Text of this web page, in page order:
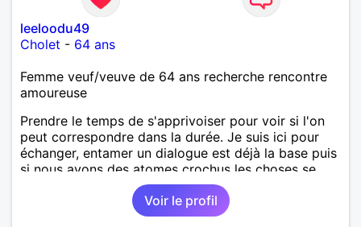
leeloodu49
Cholet - 64 ans
Femme veuf/veuve de 64 ans recherche rencontre
amoureuse
Prendre le temps de s'apprivoiser pour voir si l'on
peut correspondre dans la durée. Je suis ici pour
échanger, entamer un dialogue est déjà la base puis
si nous avons des atomes crochus les choses se
mettrons en place petit à petit normalement.
Voir le profil